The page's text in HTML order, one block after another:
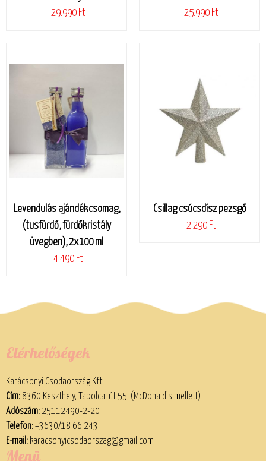
29.990 Ft
25.990 Ft
Levendulás ajándékcsomag,
(tusfürdő, fürdőkristály
üvegben), 2x100 ml
4.490 Ft
Csillag csúcsdísz pezsgő
2.290 Ft
Elérhetőségek
Karácsonyi Csodaország Kft.
Cím:8360 Keszthely, Tapolcai út 55. (McDonald’s mellett)
Adószám:25112490-2-20
Telefon:+3630/18 66 243
E-mail: karacsonyicsodaorszag@gmail.com
Menü